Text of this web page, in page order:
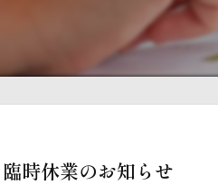
時休業のお知らせ